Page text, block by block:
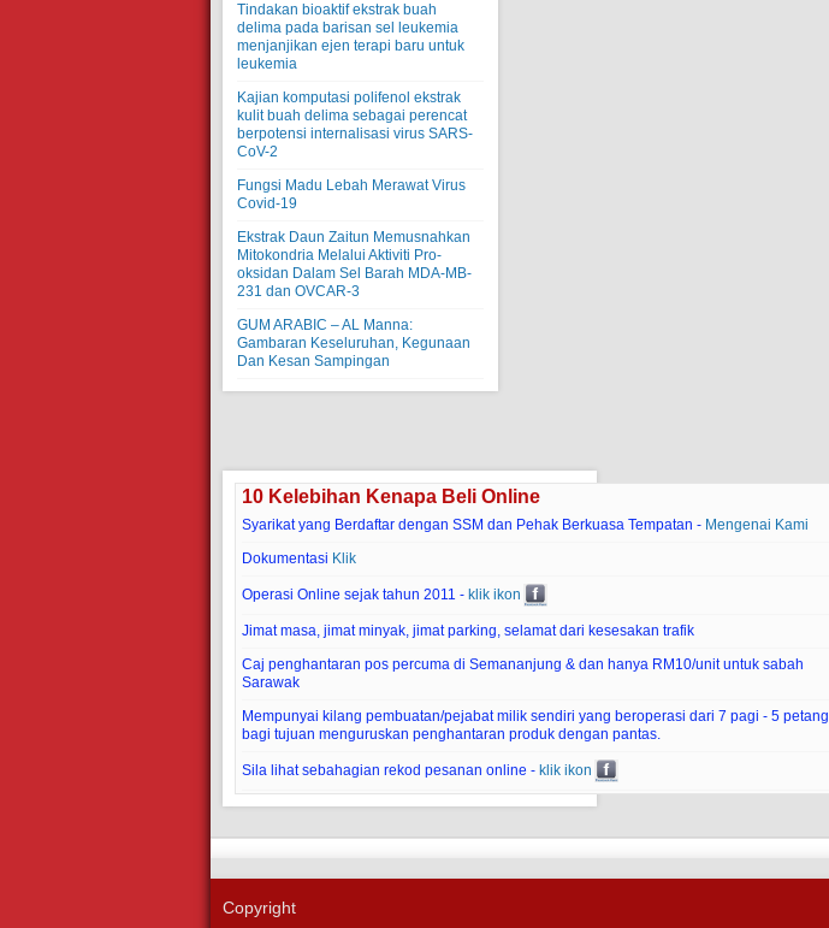
Tindakan bioaktif ekstrak buah
delima pada barisan sel leukemia
menjanjikan ejen terapi baru untuk
leukemia
Kajian komputasi polifenol ekstrak
kulit buah delima sebagai perencat
berpotensi internalisasi virus SARS-
CoV-2
Fungsi Madu Lebah Merawat Virus
Covid-19
Ekstrak Daun Zaitun Memusnahkan
Mitokondria Melalui Aktiviti Pro-
oksidan Dalam Sel Barah MDA-MB-
231 dan OVCAR-3
GUM ARABIC – AL Manna:
Gambaran Keseluruhan, Kegunaan
Dan Kesan Sampingan
10 Kelebihan Kenapa Beli Online
Syarikat yang Berdaftar dengan SSM dan Pehak Berkuasa Tempatan - Mengenai Kami
Dokumentasi Klik
Operasi Online sejak tahun 2011 - klik ikon
Jimat masa, jimat minyak, jimat parking, selamat dari kesesakan trafik
Caj penghantaran pos percuma di Semananjung & dan hanya RM10/unit untuk sabah
Sarawak
Mempunyai kilang pembuatan/pejabat milik sendiri yang beroperasi dari 7 pagi - 5 petang
bagi tujuan menguruskan penghantaran produk dengan pantas.
Sila lihat sebahagian rekod pesanan online - klik ikon
Copyright